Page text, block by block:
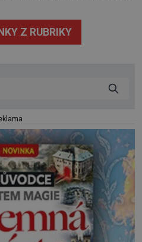
před infekcí, hmyzem a
to přírodní […]
Z RUBRIKY